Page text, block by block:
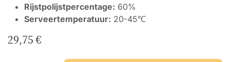
Rijstpolijstpercentage: 60%
Serveertemperatuur: 20-45℃
29,75€